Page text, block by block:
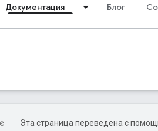
Документация Блог
Эта страница переведена с